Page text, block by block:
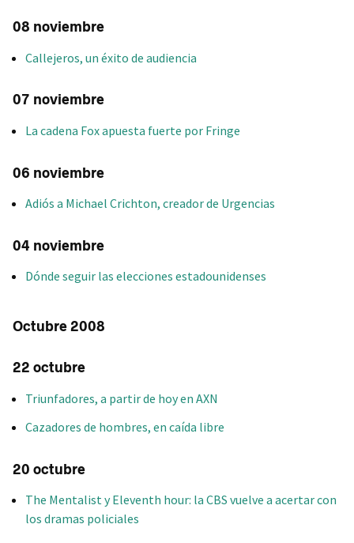
08 noviembre
Callejeros, un éxito de audiencia
07 noviembre
La cadena Fox apuesta fuerte por Fringe
06 noviembre
Adiós a Michael Crichton, creador de Urgencias
04 noviembre
Dónde seguir las elecciones estadounidenses
Octubre 2008
22 octubre
Triunfadores, a partir de hoy en AXN
Cazadores de hombres, en caída libre
20 octubre
The Mentalist y Eleventh hour: la CBS vuelve a acertar con
los dramas policiales